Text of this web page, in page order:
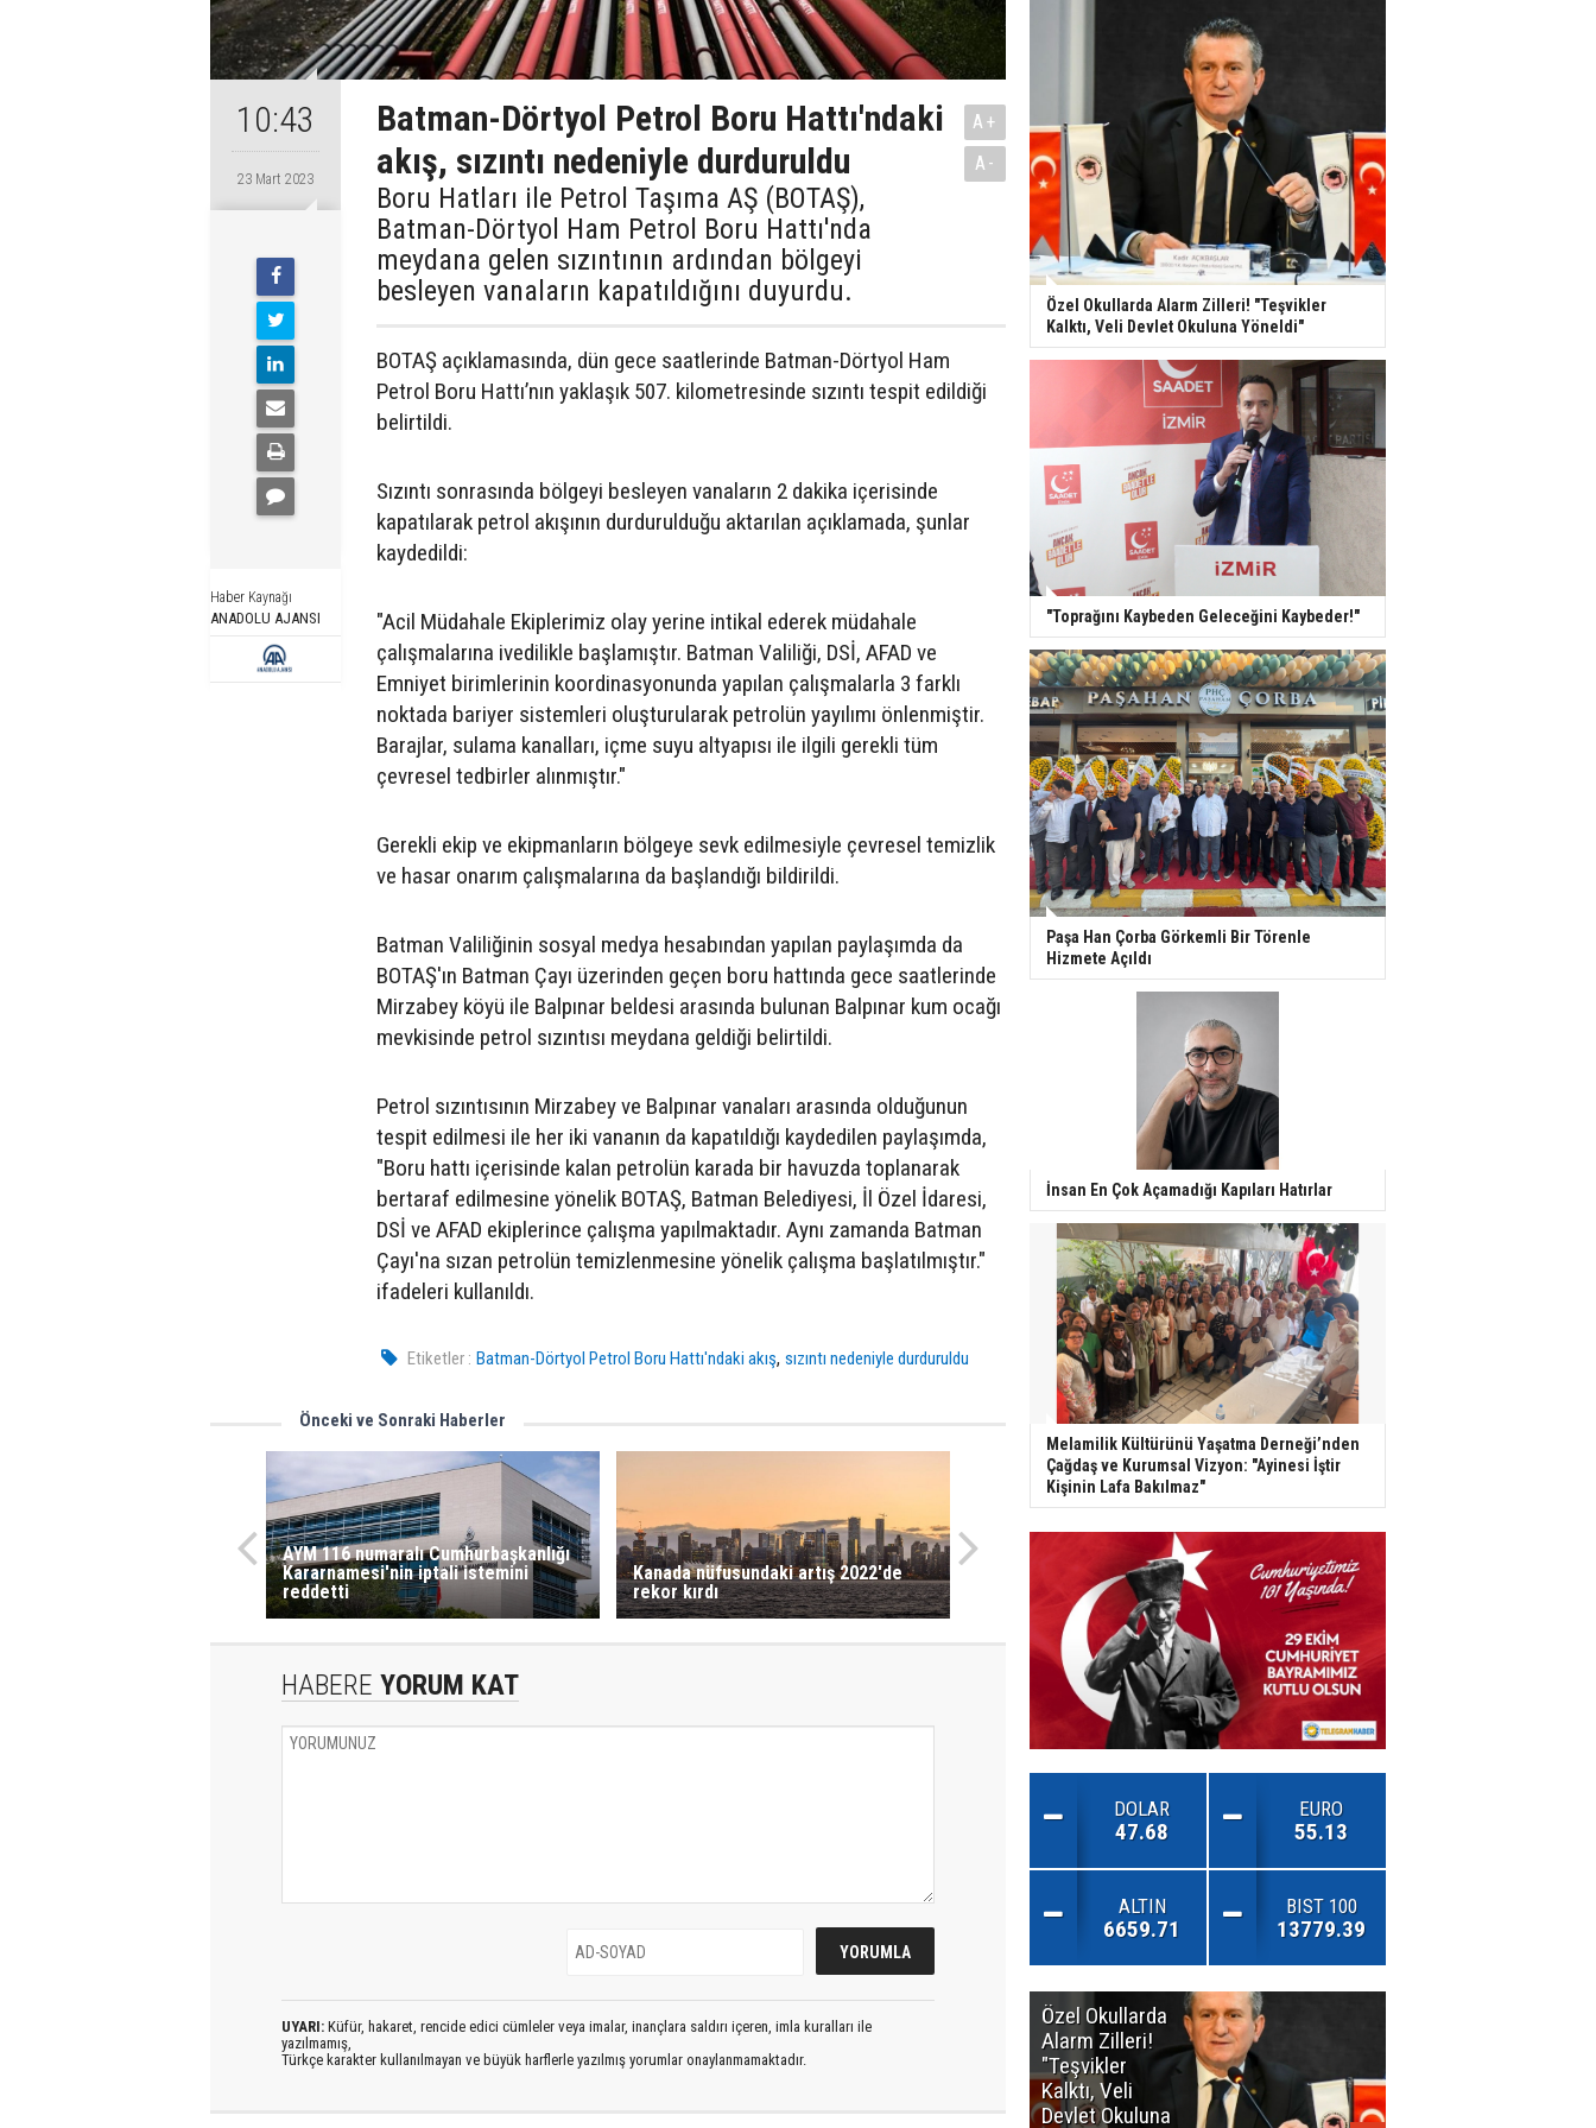
10:43
23 Mart 2023
Haber Kaynağı
ANADOLU AJANSI
Batman-Dörtyol Petrol Boru Hattı'ndaki
akış, sızıntı nedeniyle durduruldu
Boru Hatları ile Petrol Taşıma AŞ (BOTAŞ),
Batman-Dörtyol Ham Petrol Boru Hattı'nda
meydana gelen sızıntının ardından bölgeyi
besleyen vanaların kapatıldığını duyurdu.
A+
A-
BOTAŞ açıklamasında, dün gece saatlerinde Batman-Dörtyol Ham
Petrol Boru Hattı’nın yaklaşık 507. kilometresinde sızıntı tespit edildiği
belirtildi.
Sızıntı sonrasında bölgeyi besleyen vanaların 2 dakika içerisinde
kapatılarak petrol akışının durdurulduğu aktarılan açıklamada, şunlar
kaydedildi:
"Acil Müdahale Ekiplerimiz olay yerine intikal ederek müdahale
çalışmalarına ivedilikle başlamıştır. Batman Valiliği, DSİ, AFAD ve
Emniyet birimlerinin koordinasyonunda yapılan çalışmalarla 3 farklı
noktada bariyer sistemleri oluşturularak petrolün yayılımı önlenmiştir.
Barajlar, sulama kanalları, içme suyu altyapısı ile ilgili gerekli tüm
çevresel tedbirler alınmıştır."
Gerekli ekip ve ekipmanların bölgeye sevk edilmesiyle çevresel temizlik
ve hasar onarım çalışmalarına da başlandığı bildirildi.
Batman Valiliğinin sosyal medya hesabından yapılan paylaşımda da
BOTAŞ'ın Batman Çayı üzerinden geçen boru hattında gece saatlerinde
Mirzabey köyü ile Balpınar beldesi arasında bulunan Balpınar kum ocağı
mevkisinde petrol sızıntısı meydana geldiği belirtildi.
Petrol sızıntısının Mirzabey ve Balpınar vanaları arasında olduğunun
tespit edilmesi ile her iki vananın da kapatıldığı kaydedilen paylaşımda,
"Boru hattı içerisinde kalan petrolün karada bir havuzda toplanarak
bertaraf edilmesine yönelik BOTAŞ, Batman Belediyesi, İl Özel İdaresi,
DSİ ve AFAD ekiplerince çalışma yapılmaktadır. Aynı zamanda Batman
Çayı'na sızan petrolün temizlenmesine yönelik çalışma başlatılmıştır."
ifadeleri kullanıldı.
Etiketler : Batman-Dörtyol Petrol Boru Hattı'ndaki akış,sızıntı nedeniyle durduruldu
Önceki ve Sonraki Haberler
AYM 116 numaralı Cumhurbaşkanlığı
Kararnamesi'nin iptali istemini
reddetti
Kanada nüfusundaki artış 2022'de
rekor kırdı
HABERE YORUM KAT
UYARI: Küfür, hakaret, rencide edici cümleler veya imalar, inançlara saldırı içeren, imla kuralları ile
yazılmamış,
Türkçe karakter kullanılmayan ve büyük harflerle yazılmış yorumlar onaylanmamaktadır.
Özel Okullarda Alarm Zilleri! "Teşvikler
Kalktı, Veli Devlet Okuluna Yöneldi"
"Toprağını Kaybeden Geleceğini Kaybeder!"
Paşa Han Çorba Görkemli Bir Törenle
Hizmete Açıldı
İnsan En Çok Açamadığı Kapıları Hatırlar
Melamilik Kültürünü Yaşatma Derneği’nden
Çağdaş ve Kurumsal Vizyon: "Ayinesi İştir
Kişinin Lafa Bakılmaz"
DOLAR
47.68
EURO
55.13
ALTIN
6659.71
BIST 100
13779.39
Özel Okullarda
Alarm Zilleri!
"Teşvikler
Kalktı, Veli
Devlet Okuluna